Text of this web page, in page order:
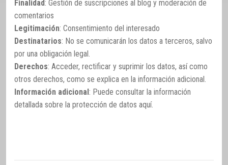
Finalidad: Gestión de suscripciones al blog y moderación de
comentarios
Legitimación: Consentimiento del interesado
Destinatarios: No se comunicarán los datos a terceros, salvo
por una obligación legal.
Derechos: Acceder, rectificar y suprimir los datos, así como
otros derechos, como se explica en la información adicional.
Información adicional: Puede consultar la información
detallada sobre la protección de datos aquí.